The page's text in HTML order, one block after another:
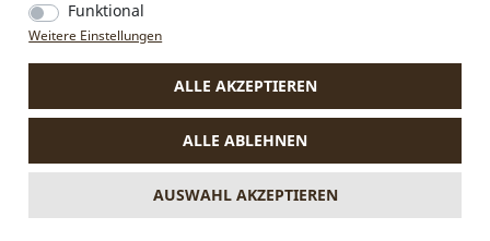
VERTRAG WIDERRUFEN
Die durchgestrichenen Preise entsprechen dem bisherigen Preis
** Gilt für Lieferungen nach Deutschland. Lieferzeiten für andere
Funktional
Weitere Einstellungen
ALLE AKZEPTIEREN
ALLE ABLEHNEN
AUSWAHL AKZEPTIEREN